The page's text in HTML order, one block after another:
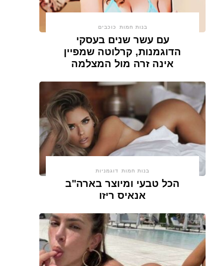
בנות חמות כוכבים
עם עשר שנים בעסקי
הדוגמנות, קרלוטה שמפיין
אינה זרה מול המצלמה
בנות חמות דוגמניות
הכל טבעי ומיוצר בארה"ב
אנאיס ריזו